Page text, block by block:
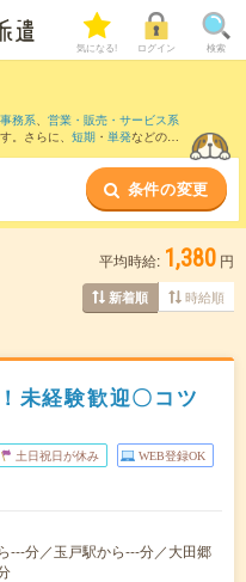
気になる! ログイン 検索
務系、 営業・販売・サービス系
。さらに、 短期 ・ 単発などの期
など近隣駅のお仕事もご確認い
条件の変更
平均時給: 1,380 円
新着順 時給順
未経験歓迎〇コツ
土日祝日が休み WEB登録OK
---分／玉戸駅から---分／大田郷